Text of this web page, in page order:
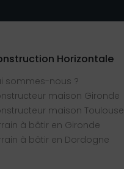
Horizontale
sommes-nous ?
maison Gironde
maison Toulouse
à bâtir en Gironde
à bâtir en Dordogne